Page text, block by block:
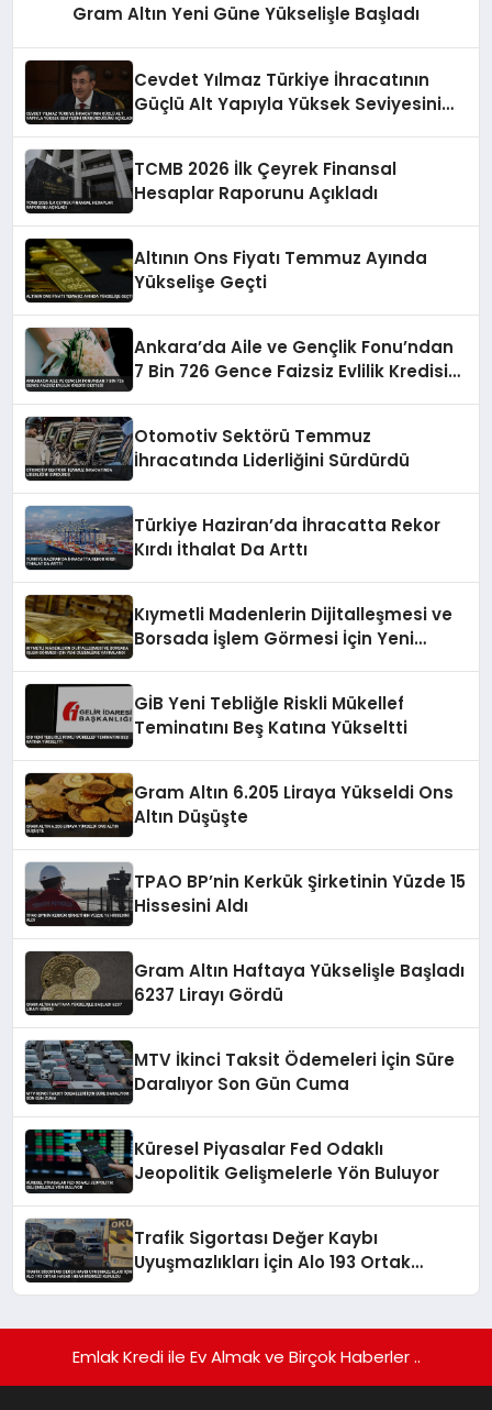
Gram Altın Yeni Güne Yükselişle Başladı
Cevdet Yılmaz Türkiye İhracatının
Güçlü Alt Yapıyla Yüksek Seviyesini
TCMB 2026 İlk Çeyrek Finansal
Hesaplar Raporunu Açıkladı
Altının Ons Fiyatı Temmuz Ayında
Yükselişe Geçti
Ankara’da Aile ve Gençlik Fonu’ndan
7 Bin 726 Gence Faizsiz Evlilik Kredisi
Otomotiv Sektörü Temmuz
İhracatında Liderliğini Sürdürdü
Türkiye Haziran’da İhracatta Rekor
Kırdı İthalat Da Arttı
Kıymetli Madenlerin Dijitalleşmesi ve
Borsada İşlem Görmesi İçin Yeni
GİB Yeni Tebliğle Riskli Mükellef
Teminatını Beş Katına Yükseltti
Gram Altın 6.205 Liraya Yükseldi Ons
Altın Düşüşte
TPAO BP’nin Kerkük Şirketinin Yüzde 15
Hissesini Aldı
Gram Altın Haftaya Yükselişle Başladı
6237 Lirayı Gördü
MTV İkinci Taksit Ödemeleri İçin Süre
Daralıyor Son Gün Cuma
Küresel Piyasalar Fed Odaklı
Jeopolitik Gelişmelerle Yön Buluyor
Trafik Sigortası Değer Kaybı
Uyuşmazlıkları İçin Alo 193 Ortak
Emlak Kredi ile Ev Almak ve Birçok Haberler ..